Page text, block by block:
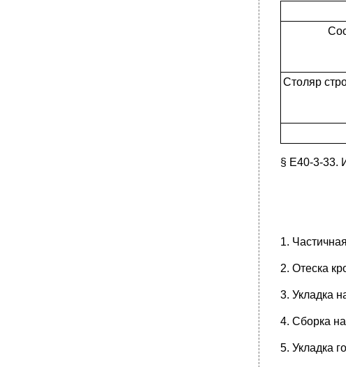
Столяр
§ Е40-3-33.
1.
2. Отеска
3. Укладка
4. Сборка
5. Укладка